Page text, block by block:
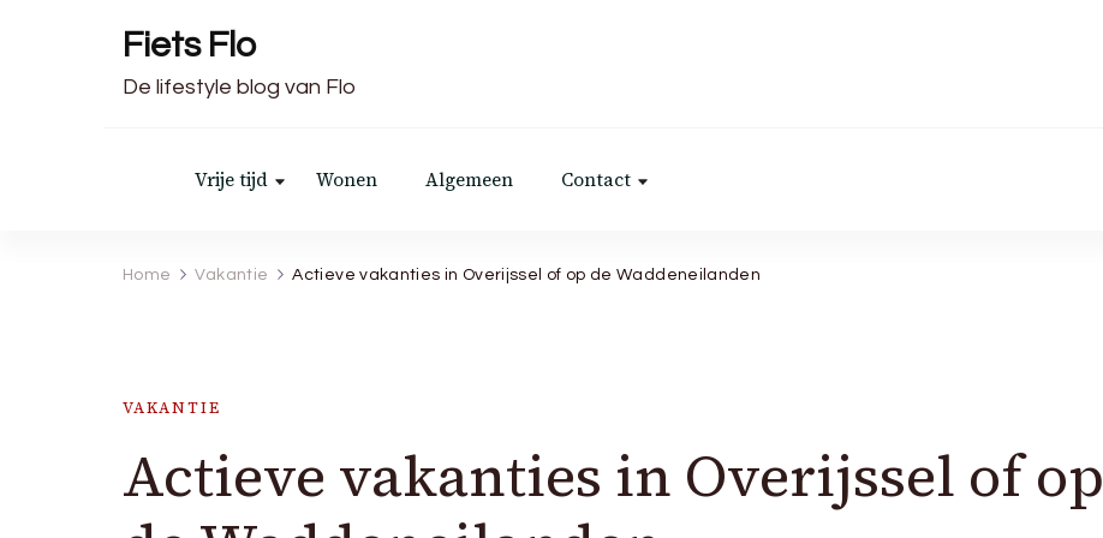
Fiets Flo
De lifestyle blog van Flo
Vrije tijd Wonen Algemeen Contact
Home Vakantie Actieve vakanties in Overijssel of op de Waddeneilanden
VAKANTIE
Actieve vakanties in Overijssel of op